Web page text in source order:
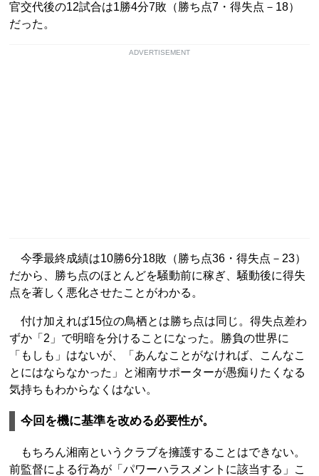
官交代後の12試合は1勝4分7敗（勝ち点7・得失点－18）
だった。
ADVERTISEMENT
今季最終成績は10勝6分18敗（勝ち点36・得失点－23）
だから、勝ち点のほとんどを騒動前に稼ぎ、騒動後に得失
点を著しく悪化させたことがわかる。
付け加えれば15位の鳥栖とは勝ち点は同じ。得失点差わ
ずか「2」で明暗を分けることになった。勝負の世界に
「もしも」はないが、「あんなことがなければ、こんなこ
とにはならなかった」と湘南サポーターが愚痴りたくなる
気持ちもわからなくはない。
今回を機に基準を改める必要性が。
もちろん湘南というクラブを擁護することはできない。
前監督による行為が「パワーハラスメントに該当する」こ